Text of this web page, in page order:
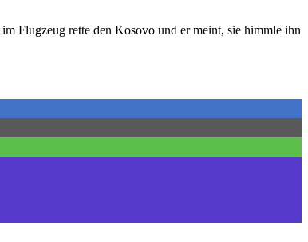
Flugzeug rette den Kosovo und er meint, sie himmle ihn